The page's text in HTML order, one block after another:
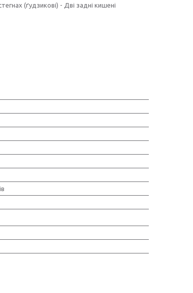
(ґудзикові) - Дві задні кишені